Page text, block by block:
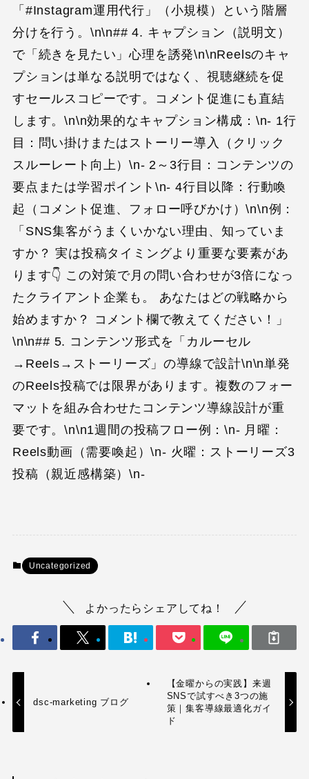
「#Instagram運用代行」（小規模）という階層
分けを行う。\n\n## 4. キャプション（説明文）
で「続きを見たい」心理を誘発\n\nReelsのキャ
プションは単なる説明ではなく、視聴継続を促
すセールスコピーです。コメント促進にも直結
します。\n\n効果的なキャプション構成：\n- 1行
目：問い掛けまたはストーリー導入（クリック
スルーレート向上）\n- 2～3行目：コンテンツの
要点または学習ポイント\n- 4行目以降：行動喚
起（コメント促進、フォロー呼びかけ）\n\n例：
「SNS集客がうまくいかない理由、知っていま
すか？ 実は投稿タイミングより重要な要素があ
ります👇 この対策で月の問い合わせが3倍になっ
たクライアント企業も。 あなたはどの戦略から
始めますか？ コメント欄で教えてください！」
\n\n## 5. コンテンツ形式を「カルーセル
→Reels→ストーリーズ」の導線で設計\n\n単発
のReels投稿では限界があります。複数のフォー
マットを組み合わせたコンテンツ導線設計が重
要です。\n\n1週間の投稿フロー例：\n- 月曜：
Reels動画（需要喚起）\n- 火曜：ストーリーズ3
投稿（親近感構築）\n-
Uncategorized
よかったらシェアしてね！
dsc-marketing ブログ
【金曜からの実践】来週
SNSで試すべき3つの施
策｜集客導線最適化ガイ
ド